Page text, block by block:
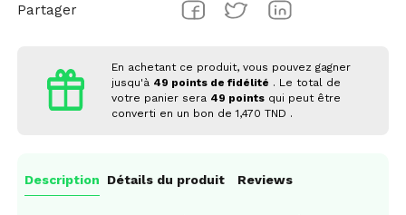
Partager
En achetant ce produit, vous pouvez gagner
jusqu'à 49 points de fidélité . Le total de
votre panier sera 49 points qui peut être
converti en un bon de1,470 TND .
Description Détails du produit Reviews